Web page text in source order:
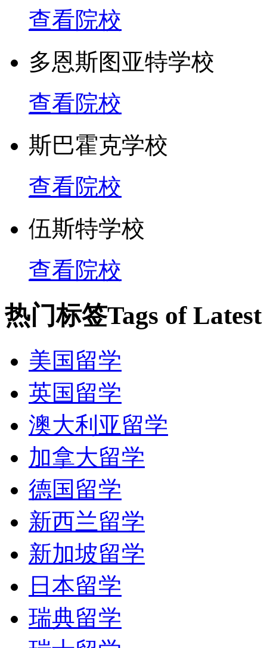
查看院校
多恩斯图亚特学校
查看院校
斯巴霍克学校
查看院校
伍斯特学校
查看院校
热门标签Tags of Latest
美国留学
英国留学
澳大利亚留学
加拿大留学
德国留学
新西兰留学
新加坡留学
日本留学
瑞典留学